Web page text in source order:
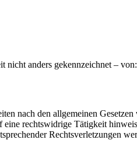
nicht anders gekennzeichnet –
nach den allgemeinen
rechtswidrige Tätigkeit
Rechtsverletzungen